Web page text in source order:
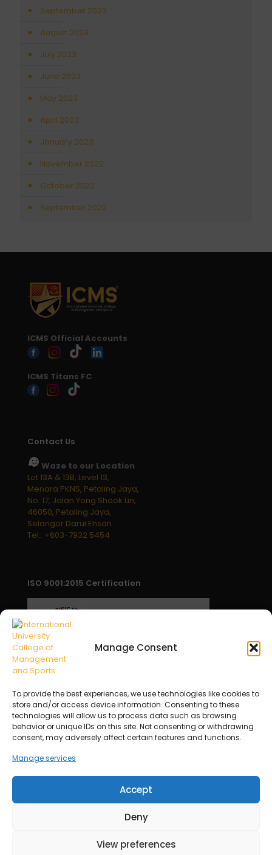
Manage Consent
To provide the best experiences, we use technologies like cookies to
store and/or access device information. Consenting to these
technologies will allow us to process data such as browsing
behavior or unique IDs on this site. Not consenting or withdrawing
consent, may adversely affect certain features and functions.
Manage services
Accept
Deny
View preferences
September 2023
August 2023
July 2023
June 2023
May 2023
April 2023
January 2023
November 2022
October 2022
September 2022
ICMS Official Accounts
ICMS Titans FC
Contact Us
Waze to our Location
Lot 13A & 13B, Level 13,
Menara PKNS, Petaling Jaya,
No. 17, Jalan Yong Shook Lin,
46050, Petaling Jaya,
Selangor Darul Ehsan
Tel.: +603-7932 5454
ISO 9001:2015 Certification
Proudly powered by ICMS Education Sdn.Bhd |
Company No.: 200201017059 (584722-A)
Sports | Registration No: DKU057(B) | Approval No: